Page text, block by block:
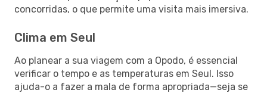
concorridas, o que permite uma visita mais imersiva.
Clima em Seul
Ao planear a sua viagem com a Opodo, é essencial
verificar o tempo e as temperaturas em Seul. Isso
ajuda-o a fazer a mala de forma apropriada—seja se